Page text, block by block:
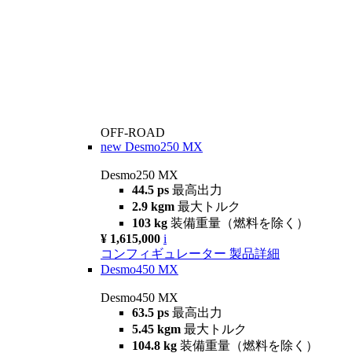
OFF-ROAD
new Desmo250 MX
Desmo250 MX
44.5 ps 最高出力
2.9 kgm 最大トルク
103 kg 装備重量（燃料を除く）
¥ 1,615,000 i
コンフィギュレーター 製品詳細
Desmo450 MX
Desmo450 MX
63.5 ps 最高出力
5.45 kgm 最大トルク
104.8 kg 装備重量（燃料を除く）